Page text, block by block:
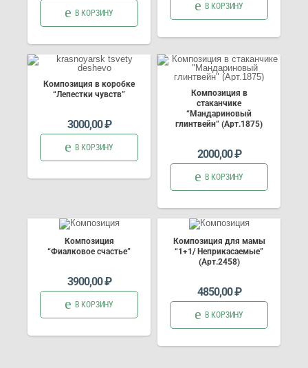
В КОРЗИНУ
В КОРЗИНУ
Композиция в коробке
“Лепестки чувств”
3000,00₽
В КОРЗИНУ
Композиция в
стаканчике
“Мандариновый
глинтвейн” (Арт.1875)
2000,00₽
В КОРЗИНУ
Композиция
“Фиалковое счастье”
3900,00₽
В КОРЗИНУ
Композиция для мамы
“1+1/ Неприкасаемые”
(Арт.2458)
4850,00₽
В КОРЗИНУ